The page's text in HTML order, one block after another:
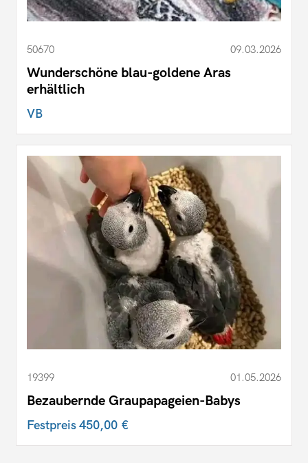
50670 09.03.2026
Wunderschöne blau-goldene Aras
erhältlich
VB
19399 01.05.2026
Bezaubernde Graupapageien-Babys
Festpreis450,00 €